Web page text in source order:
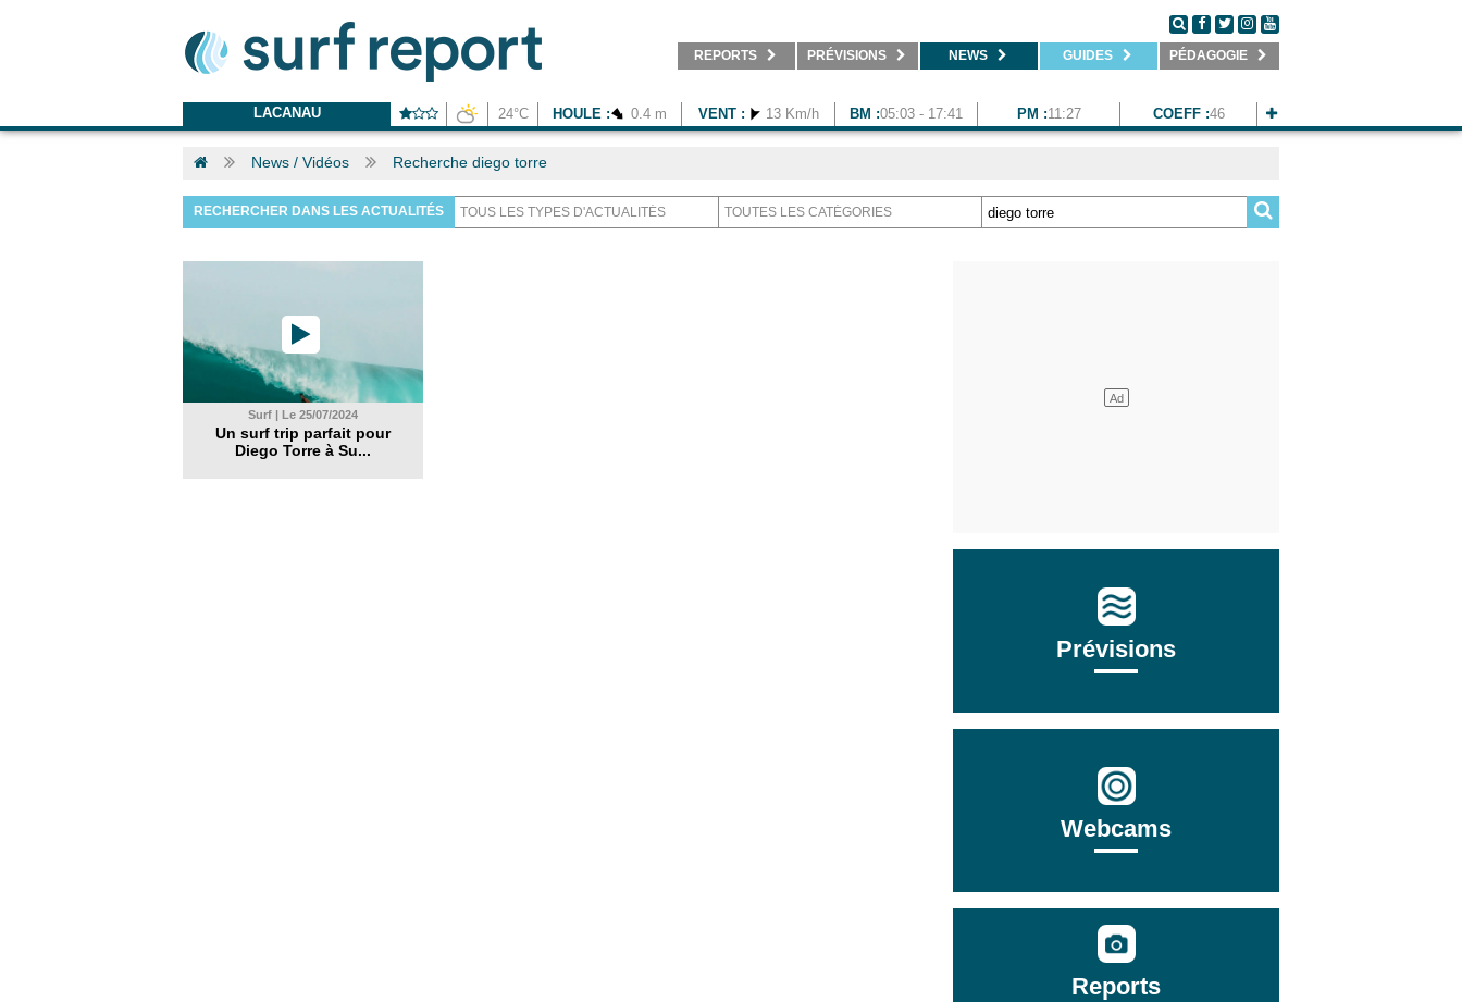
REPORTS PRÉVISIONS NEWS GUIDES PÉDAGOGIE
LACANAU 24°C HOULE : 0.4 m VENT : 13 Km/h BM :05:03 - 17:41 PM :11:27 COEFF :46
News / Vidéos Recherche diego torre
RECHERCHER DANS LES ACTUALITÉS
Surf | Le 25/07/2024
Un surf trip parfait pour
Diego Torre à Su...
Prévisions
Webcams
Reports